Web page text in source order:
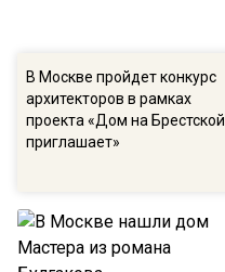
В Москве пройдет конкурс
архитекторов в рамках
проекта «Дом на Брестской
приглашает»